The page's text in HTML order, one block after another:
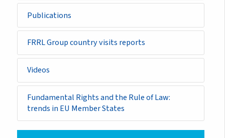
Publications
FRRL Group country visits reports
Videos
Fundamental Rights and the Rule of Law:
trends in EU Member States